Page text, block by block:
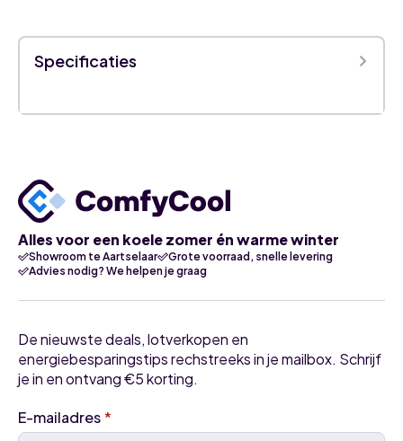
Specificaties
Alles voor een koele zomer én warme winter
Showroom te Aartselaar
Grote voorraad, snelle levering
Advies nodig? We helpen je graag
De nieuwste deals, lotverkopen en
energiebesparingstips rechstreeks in je mailbox. Schrijf
je in en ontvang €5 korting.
E-mailadres*